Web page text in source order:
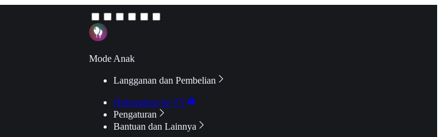
Mode Anak
Langganan dan Pembelian
Hubungkan ke TV
Pengaturan
Bantuan dan Lainnya